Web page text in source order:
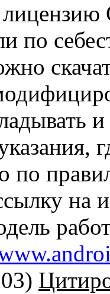
по
по
на